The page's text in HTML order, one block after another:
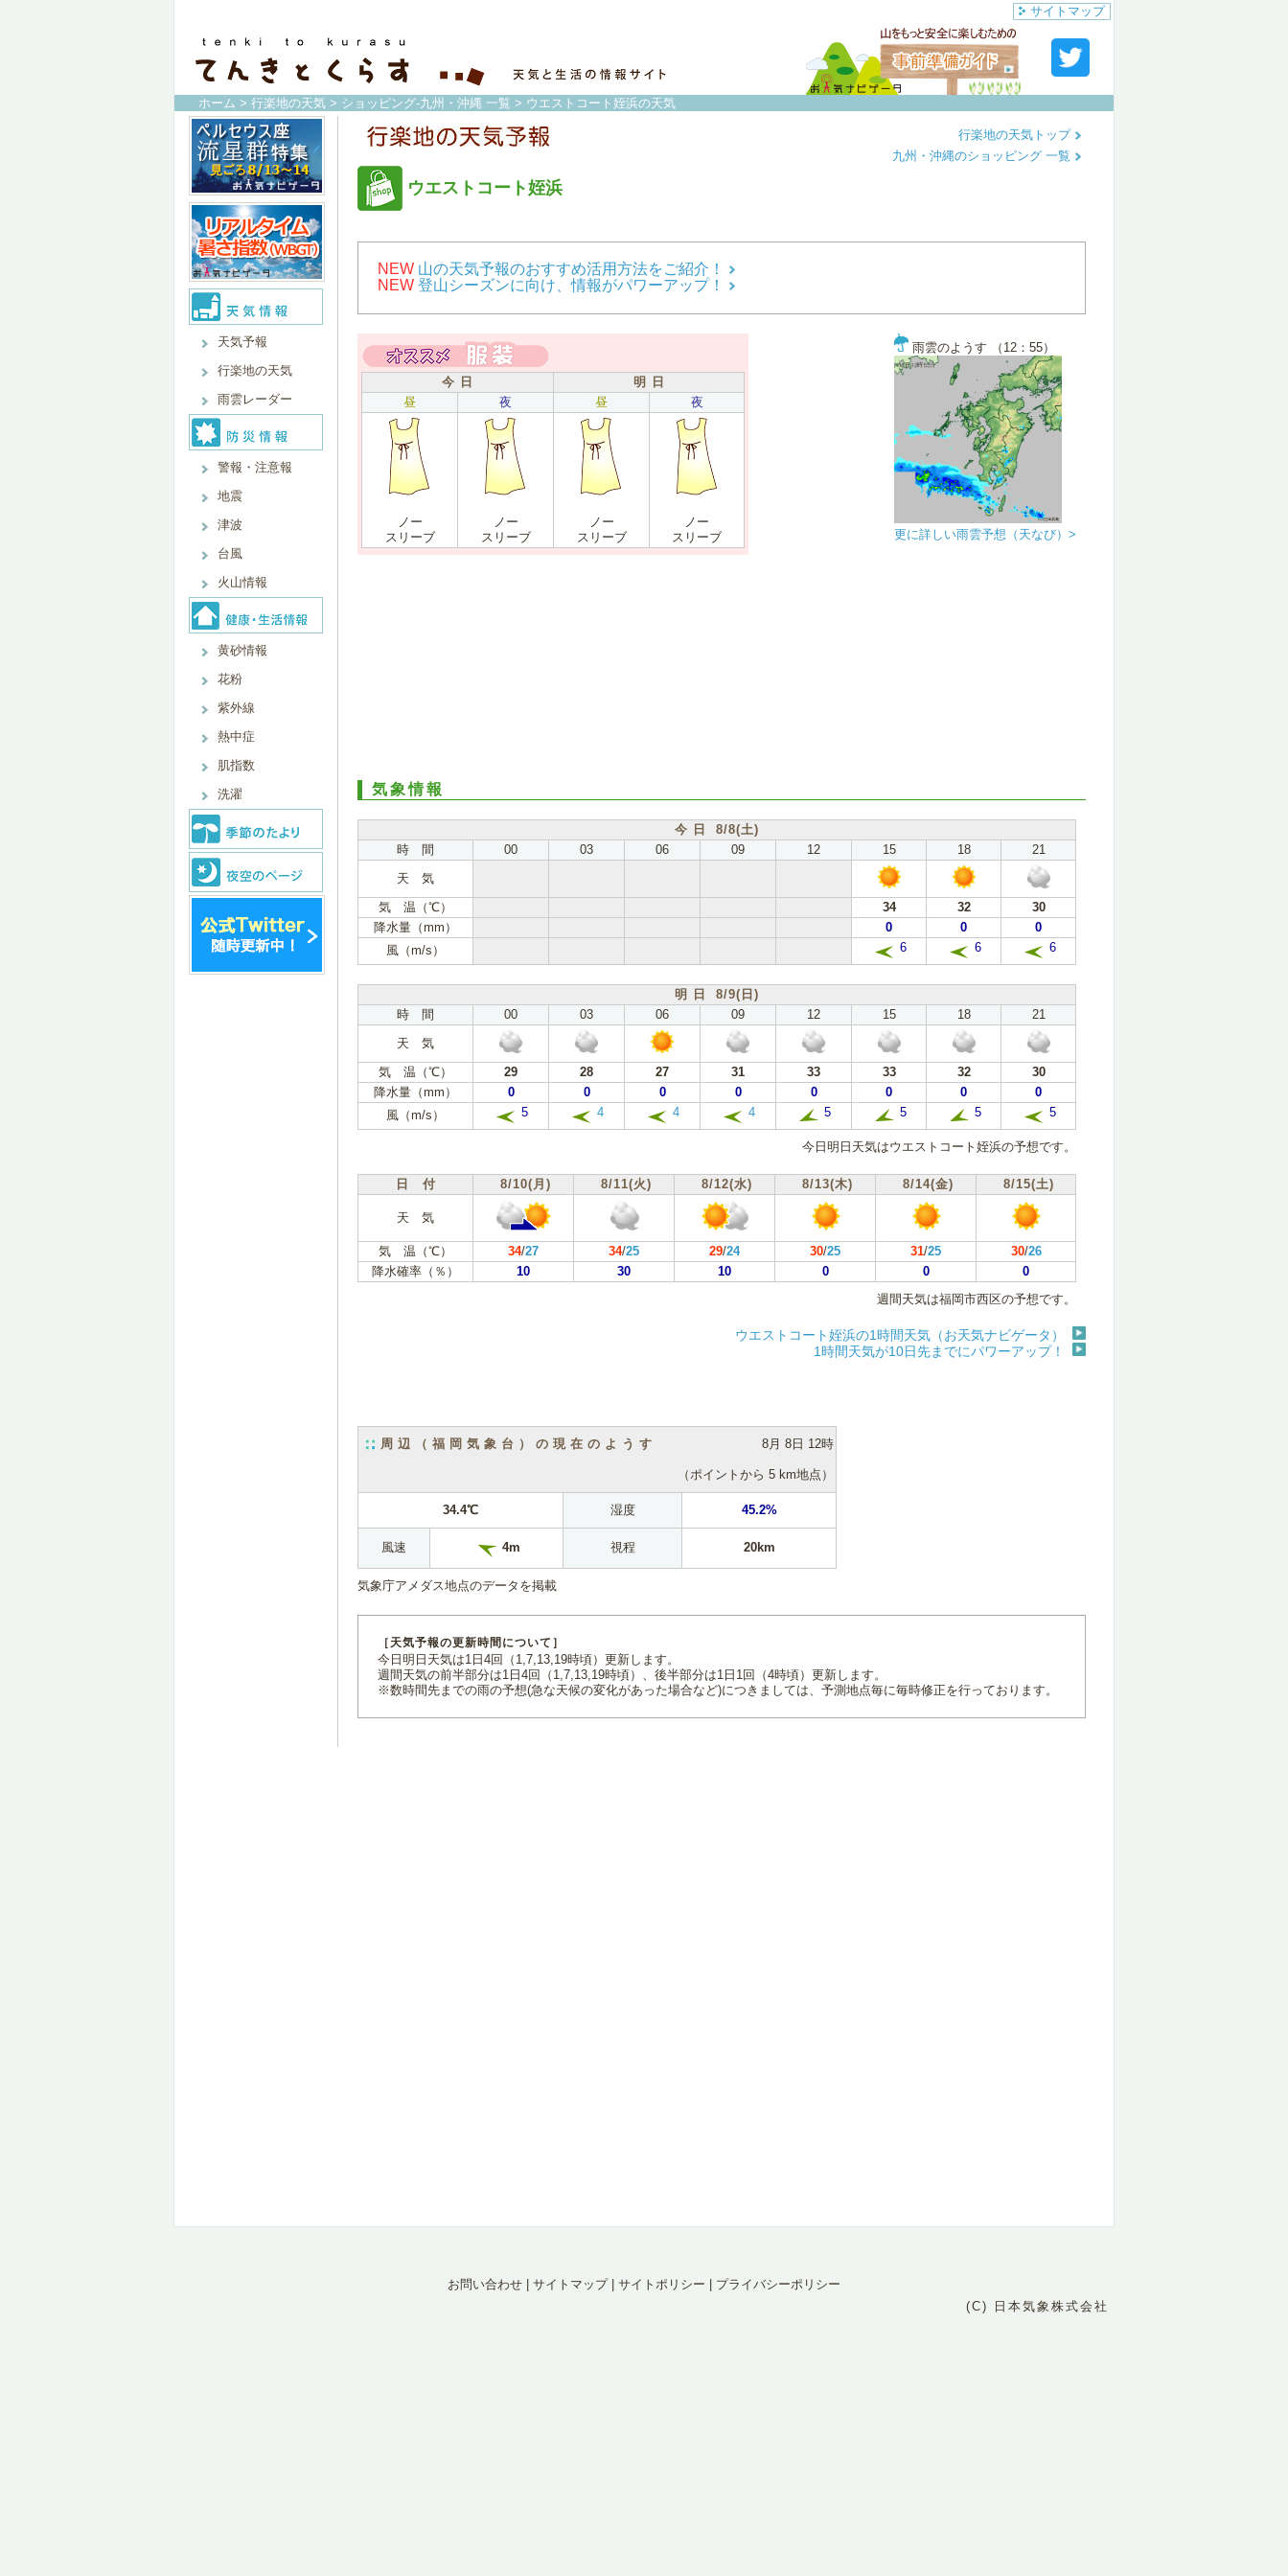
サイトマップ
ホーム > 行楽地の天気 > ショッピング-九州・沖縄 一覧 > ウエストコート姪浜の天気
天気予報
行楽地の天気
雨雲レーダー
警報・注意報
地震
津波
台風
火山情報
黄砂情報
花粉
紫外線
熱中症
肌指数
洗濯
ウエストコート姪浜
行楽地の天気トップ
九州・沖縄のショッピング 一覧
NEW 山の天気予報のおすすめ活用方法をご紹介！
NEW 登山シーズンに向け、情報がパワーアップ！
今 日
明 日
昼
夜 昼 夜
ノー
スリーブ
ノー
スリーブ
ノー
スリーブ
ノー
スリーブ
雨雲のようす （12：55）
更に詳しい雨雲予想（天なび）>
気象情報
今 日 8/8(土)
時 間
00 03 06 09 12 15 18
21
天 気
気 温（℃）
34 32
30
降水量（mm）
0 0
0
風（m/s）
6 6 6
明 日 8/9(日)
時 間
00 03 06 09 12 15 18
21
天 気
気 温（℃）
29 28 27 31 33 33 32
30
降水量（mm）
0 0 0 0 0 0 0
0
風（m/s）
5 4 4 4 5 5 5 5
今日明日天気はウエストコート姪浜の予想です。
日 付 8/10(月) 8/11(火) 8/12(水) 8/13(木) 8/14(金) 8/15(土)
天 気
気 温（℃） 34/27 34/25 29/24 30/25 31/25 30/26
降水確率（％）
10 30 10 0 0
0
週間天気は福岡市西区の予想です。
ウエストコート姪浜の1時間天気（お天気ナビゲータ）
1時間天気が10日先までにパワーアップ！
周辺（福岡気象台）の現在のようす 8月 8日 12時
（ポイントから 5 km地点）
34.4℃ 湿度 45.2%
風速 4m 視程 20km
気象庁アメダス地点のデータを掲載
［天気予報の更新時間について］
今日明日天気は1日4回（1,7,13,19時頃）更新します。
週間天気の前半部分は1日4回（1,7,13,19時頃）、後半部分は1日1回（4時頃）更新します。
※数時間先までの雨の予想(急な天候の変化があった場合など)につきましては、予測地点毎に毎時修正を行っております。
お問い合わせ サイトマップ| サイトポリシー
プライバシーポリシー
(C) 日本気象株式会社